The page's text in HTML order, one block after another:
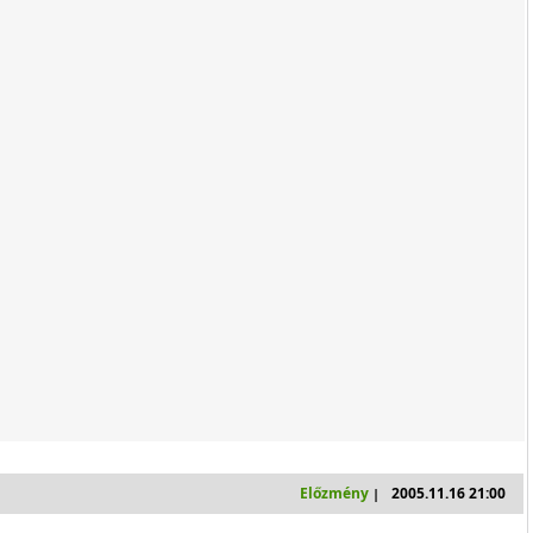
Előzmény | 2005.11.16 21:00